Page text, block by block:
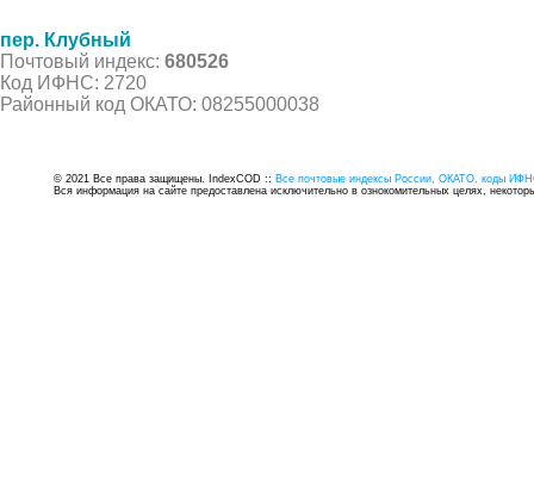
пер. Клубный
Почтовый индекс: 680526
Код ИФНС: 2720
Районный код ОКАТО: 08255000038
© 2021 Все права защищены. IndexCOD :: Все почтовые индексы России, ОКАТО, коды
Вся информация на сайте предоставлена исключительно в ознокомительных целях,